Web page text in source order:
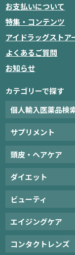
お支払いについて
特集・コンテンツ
アイドラッグストア
よくあるご質問
お知らせ
カテゴリーで探す
個人輸入医薬品検
サプリメント
頭皮・ヘアケア
ダイエット
ビューティ
エイジングケア
コンタクトレンズ